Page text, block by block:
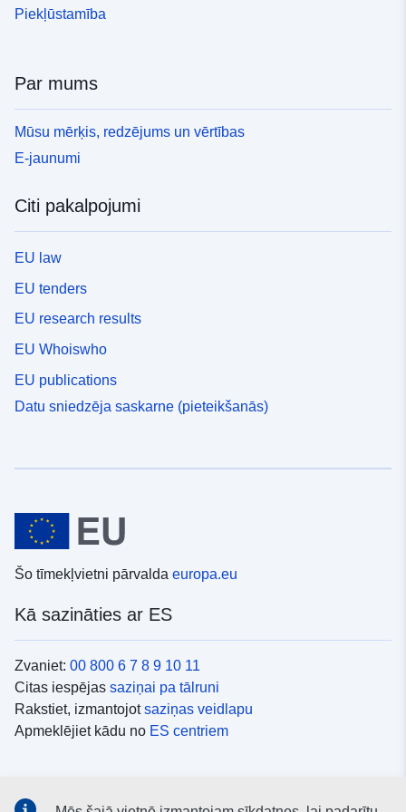
“zilās zonas”, kur uz projektiem attiecas prasības, kas
autentiski ir tikai papīra dokumenti ar prefektūras vīzu.
To mērķis ir kontrolēt attīstību apdraudētajās teritorijās.
PPR izstrāde rada telpisko datu kopu, kas strukturēta
vairākās datu kopās. Tajā pašā PPR ietilpst telpisko
noteikumos ir nošķirtas “aizliegtās teritorijas”, kas
pazīstamas kā “sarkanās zonas”, kur vispārīgais
projektiem attiecas prasības, kas pielāgotas emisijas
veidam un apdraudējumam, un apgabali, kas nav tieši
prasības. Dati ir informatīvi, autentiski ir tikai papīra
Piekļūstamība
Par mums
Mūsu mērķis, redzējums un vērtības
E-jaunumi
Citi pakalpojumi
EU law
EU tenders
EU research results
EU Whoiswho
EU publications
Datu sniedzēja saskarne (pieteikšanās)
Šo tīmekļvietni pārvalda europa.eu
Kā sazināties ar ES
Zvaniet: 00 800 6 7 8 9 10 11
Citas iespējas saziņai pa tālruni
Rakstiet, izmantojotsaziņas veidlapu
Apmeklējiet kādu no ES centriem